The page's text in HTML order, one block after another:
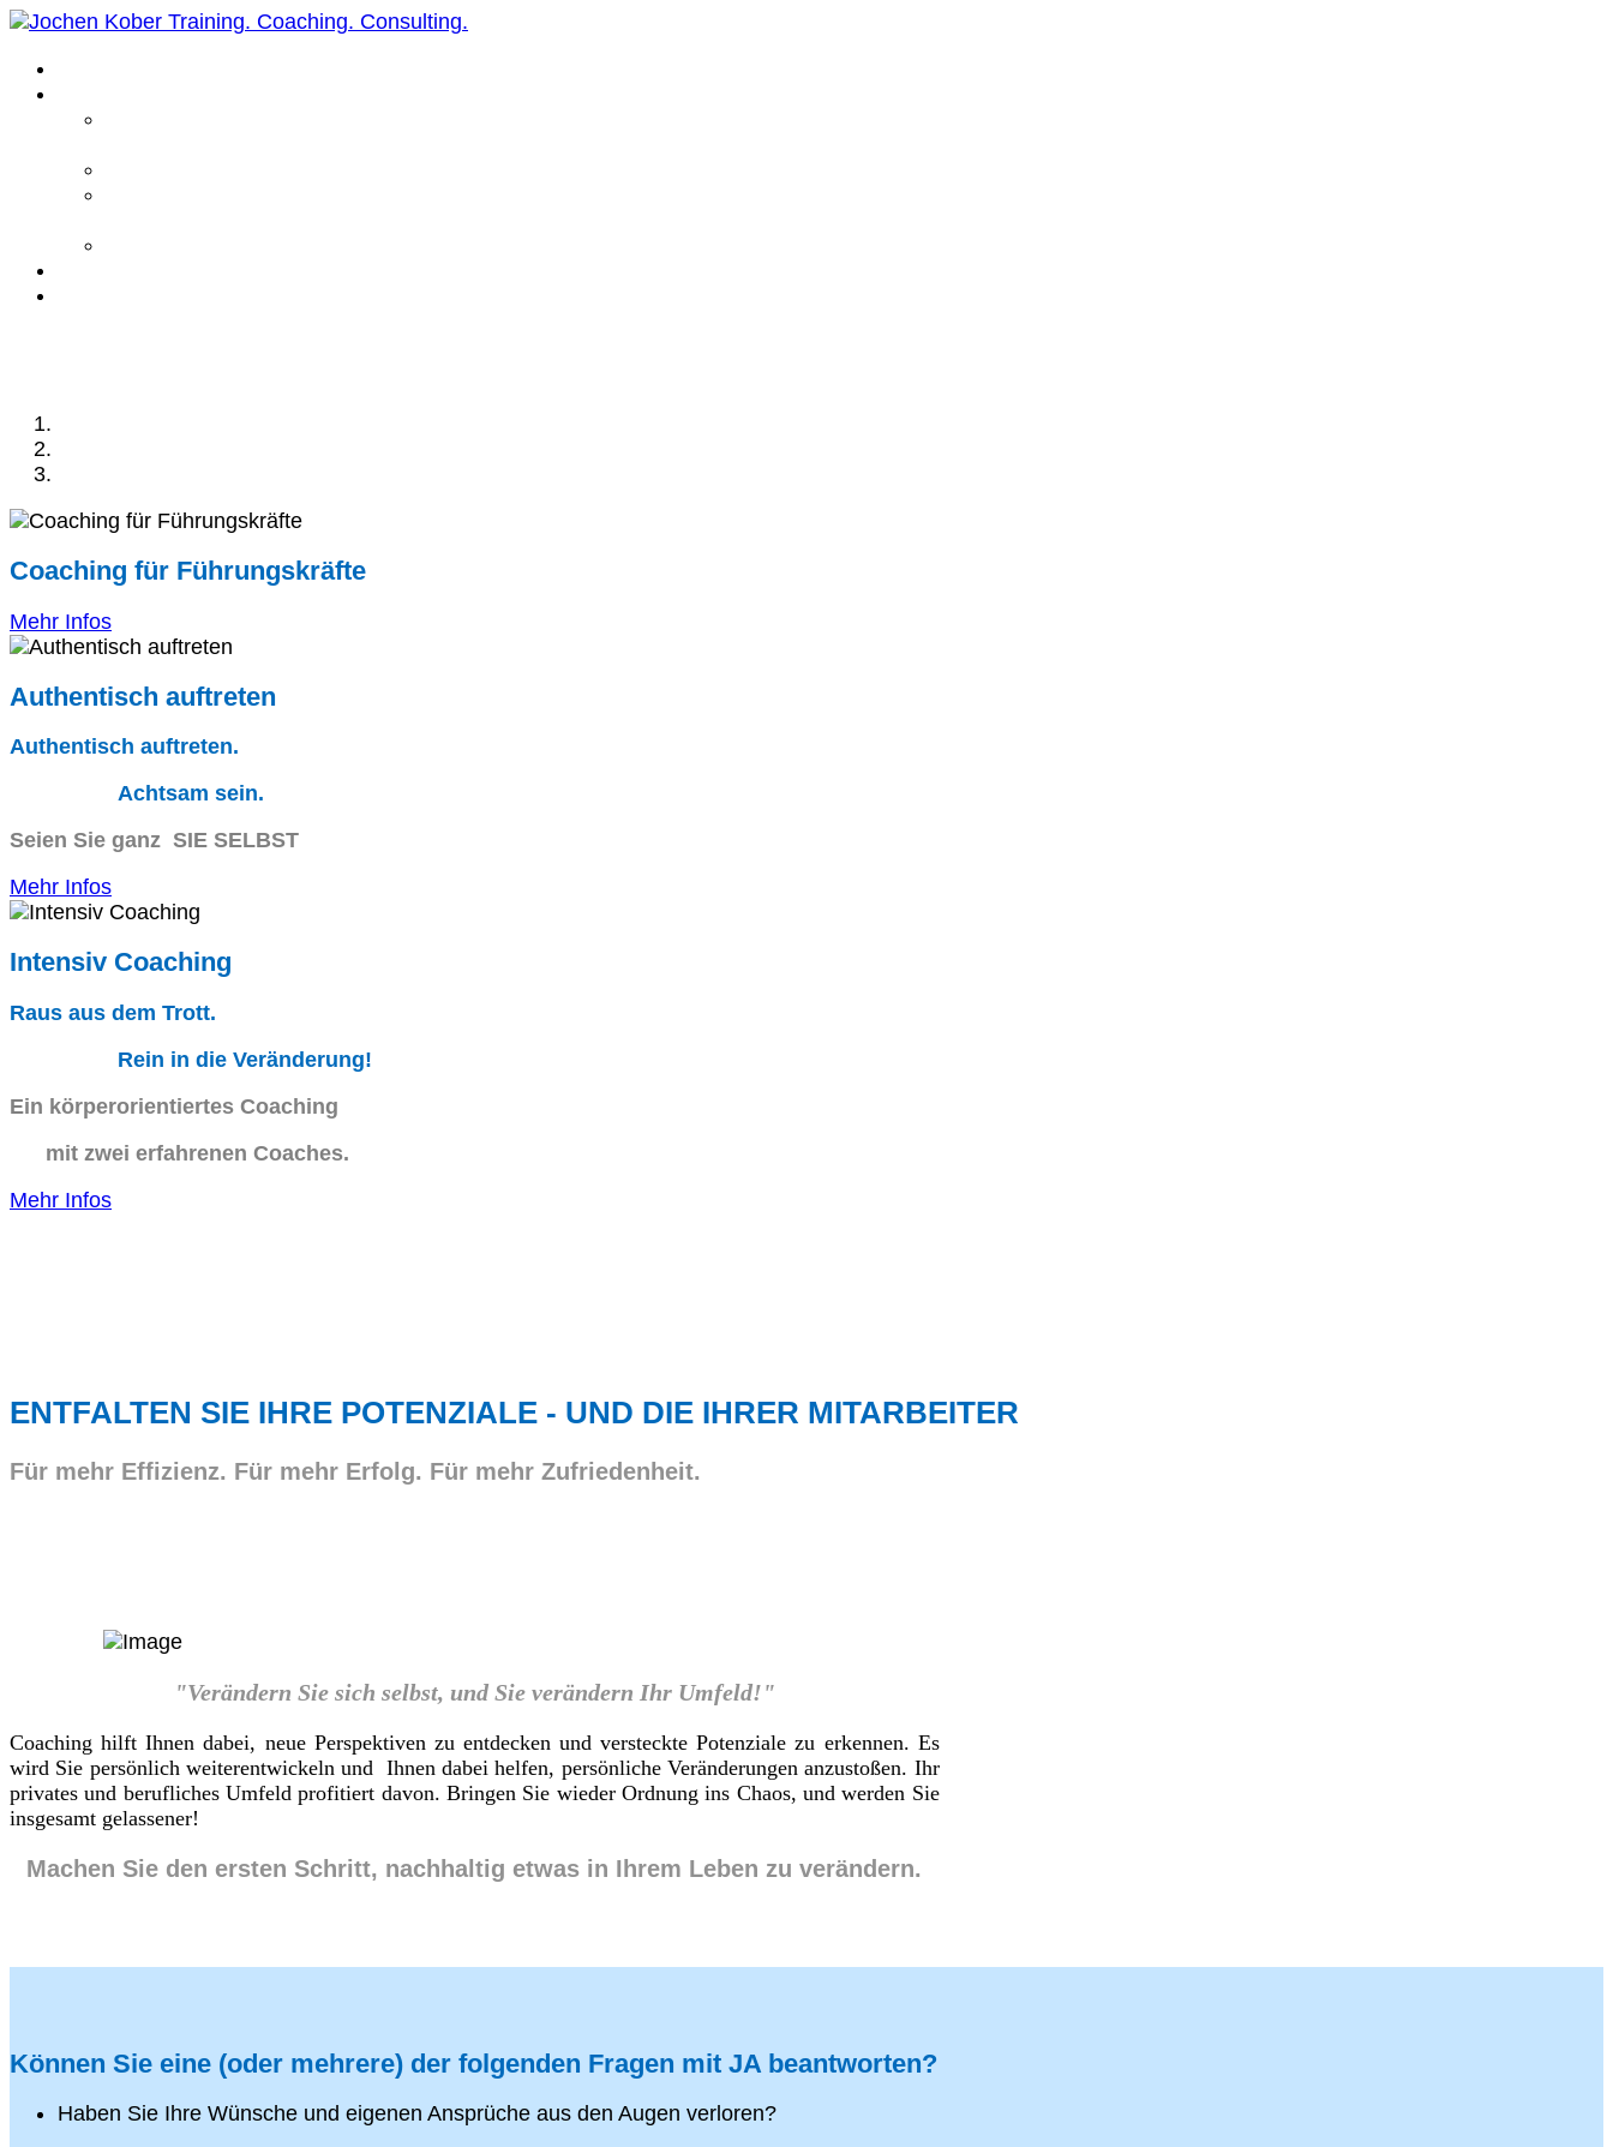
Coaching für Führungskräfte
Mehr Infos
Authentisch auftreten
Authentisch auftreten.
Achtsam sein.
Seien Sie ganz SIE SELBST
Mehr Infos
Intensiv Coaching
Raus aus dem Trott.
Rein in die Veränderung!
Ein körperorientiertes Coaching
mit zwei erfahrenen Coaches.
Mehr Infos
ENTFALTEN SIE IHRE POTENZIALE - UND DIE IHRER MITARBEITER
Für mehr Effizienz. Für mehr Erfolg. Für mehr Zufriedenheit.
"Verändern Sie sich selbst, und Sie verändern Ihr Umfeld!"
Coaching hilft Ihnen dabei, neue Perspektiven zu entdecken und versteckte Potenziale zu erkennen. Es
wird Sie persönlich weiterentwickeln und Ihnen dabei helfen, persönliche Veränderungen anzustoßen. Ihr
privates und berufliches Umfeld profitiert davon. Bringen Sie wieder Ordnung ins Chaos, und werden Sie
insgesamt gelassener!
Machen Sie den ersten Schritt, nachhaltig etwas in Ihrem Leben zu verändern.
Können Sie eine (oder mehrere) der folgenden Fragen mit JA beantworten?
Haben Sie Ihre Wünsche und eigenen Ansprüche aus den Augen verloren?